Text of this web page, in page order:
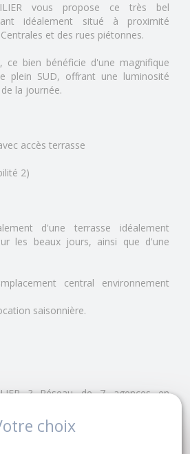
vous propose ce très bel
idéalement situé à proximité
et des rues piétonnes.
ce bien bénéficie d'une magnifique
plein SUD, offrant une luminosité
la journée.
accès terrasse
2)
d'une terrasse idéalement
les beaux jours, ainsi que d'une
central environnement
saisonnière.
? Réseau de 7 agences en
entreprise familiale accompagne
dans leurs projets immobiliers.
choix